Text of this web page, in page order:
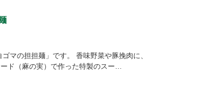
マの担担麺」です。 香味野菜や豚挽肉に、
ド（麻の実）で作った特製のスー…